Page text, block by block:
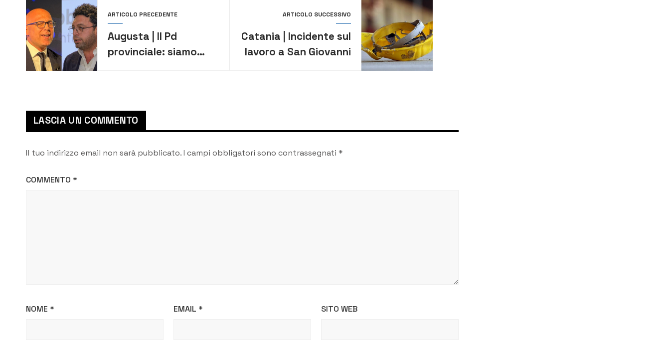
ARTICOLO PRECEDENTE
Augusta | Il Pd
provinciale: siamo
ARTICOLO SUCCESSIVO
Catania | Incidente sul
lavoro a San Giovanni
LASCIA UN COMMENTO
Il tuo indirizzo email non sarà pubblicato.I campi obbligatori sono contrassegnati *
COMMENTO *
NOME * EMAIL * SITO WEB